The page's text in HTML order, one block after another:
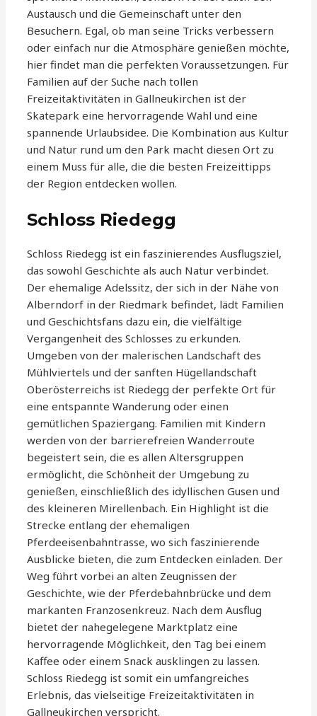
Austausch und die Gemeinschaft unter den
Besuchern. Egal, ob man seine Tricks verbessern
oder einfach nur die Atmosphäre genießen möchte,
hier findet man die perfekten Voraussetzungen. Für
Familien auf der Suche nach tollen
Freizeitaktivitäten in Gallneukirchen ist der
Skatepark eine hervorragende Wahl und eine
spannende Urlaubsidee. Die Kombination aus Kultur
und Natur rund um den Park macht diesen Ort zu
einem Muss für alle, die die besten Freizeittipps
der Region entdecken wollen.
Schloss Riedegg
Schloss Riedegg ist ein faszinierendes Ausflugsziel,
das sowohl Geschichte als auch Natur verbindet.
Der ehemalige Adelssitz, der sich in der Nähe von
Alberndorf in der Riedmark befindet, lädt Familien
und Geschichtsfans dazu ein, die vielfältige
Vergangenheit des Schlosses zu erkunden.
Umgeben von der malerischen Landschaft des
Mühlviertels und der sanften Hügellandschaft
Oberösterreichs ist Riedegg der perfekte Ort für
eine entspannte Wanderung oder einen
gemütlichen Spaziergang. Familien mit Kindern
werden von der barrierefreien Wanderroute
begeistert sein, die es allen Altersgruppen
ermöglicht, die Schönheit der Umgebung zu
genießen, einschließlich des idyllischen Gusen und
des kleineren Mirellenbach. Ein Highlight ist die
Strecke entlang der ehemaligen
Pferdeeisenbahntrasse, wo sich faszinierende
Ausblicke bieten, die zum Entdecken einladen. Der
Weg führt vorbei an alten Zeugnissen der
Geschichte, wie der Pferdebahnbrücke und dem
markanten Franzosenkreuz. Nach dem Ausflug
bietet der nahegelegene Marktplatz eine
hervorragende Möglichkeit, den Tag bei einem
Kaffee oder einem Snack ausklingen zu lassen.
Schloss Riedegg ist somit ein umfangreiches
Erlebnis, das vielseitige Freizeitaktivitäten in
Gallneukirchen verspricht.